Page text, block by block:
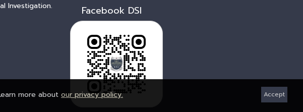
Investigation.
Facebook DSI
Accept
more about our privacy policy.